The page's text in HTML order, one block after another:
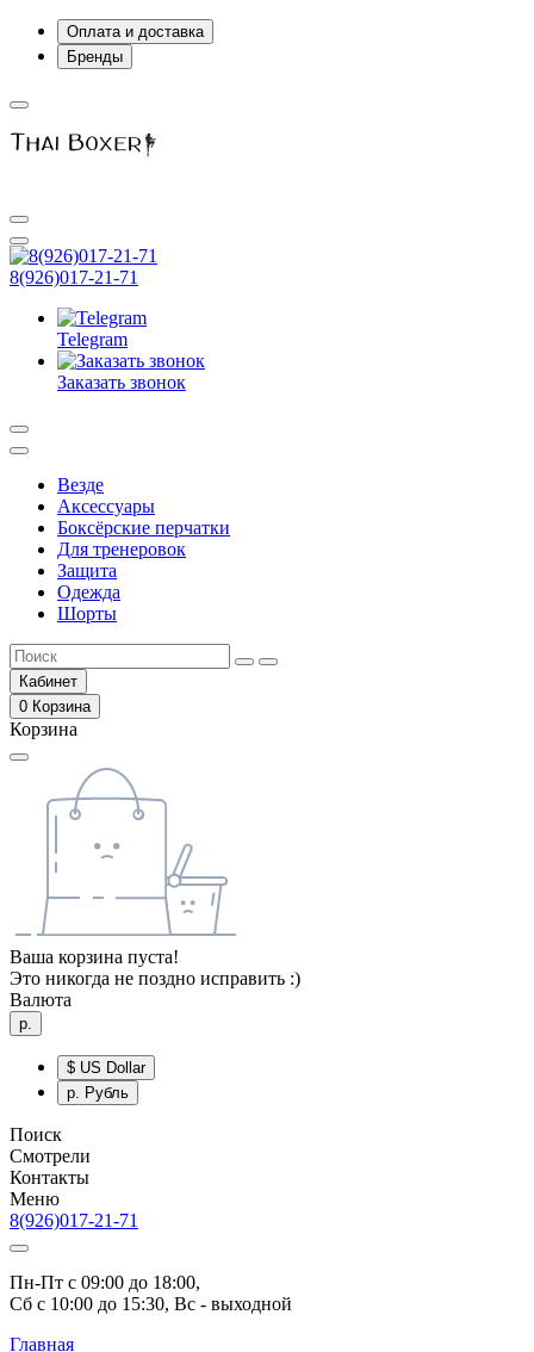
Оплата и доставка
Бренды
8(926)017-21-71
Telegram
Заказать звонок
Везде
Аксессуары
Боксёрские перчатки
Для тренеровок
Защита
Одежда
Шорты
Кабинет
0 Корзина
Корзина
Ваша корзина пуста!
Это никогда не поздно исправить :)
Валюта
р.
$ US Dollar
р. Рубль
Поиск
Смотрели
Контакты
Меню
8(926)017-21-71
Пн-Пт с 09:00 до 18:00,
Сб с 10:00 до 15:30, Вс - выходной
Главная